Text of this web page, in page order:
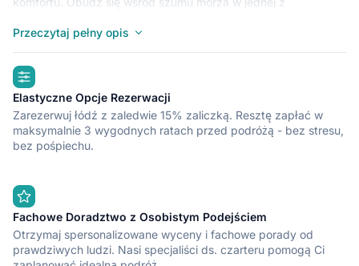
Grand Large. Ta żaglówka, który pomieści do 8 osób, jest
460 Grand Large znajduje się w przystani Marsala Marina
(Marsala), która jest dogodnym punktem wyjściowym do
zwiedzania statkiem krajów takich jak Włochy. Miłego rejsu.
Przeczytaj pełny opis
highlights
Elastyczne Opcje Rezerwacji
Zarezerwuj łódź z zaledwie 15% zaliczką. Resztę zapłać w
maksymalnie 3 wygodnych ratach przed podróżą - bez stresu,
bez pośpiechu.
Fachowe Doradztwo z Osobistym Podejściem
Otrzymaj spersonalizowane wyceny i fachowe porady od
prawdziwych ludzi. Nasi specjaliści ds. czarteru pomogą Ci